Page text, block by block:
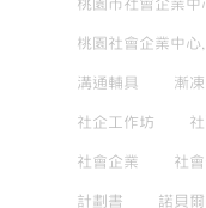
桃園市社會企業中
桃園社會企業中心
溝通輔具 漸凍
社企工作坊
社會企業 社
計劃書 諾貝